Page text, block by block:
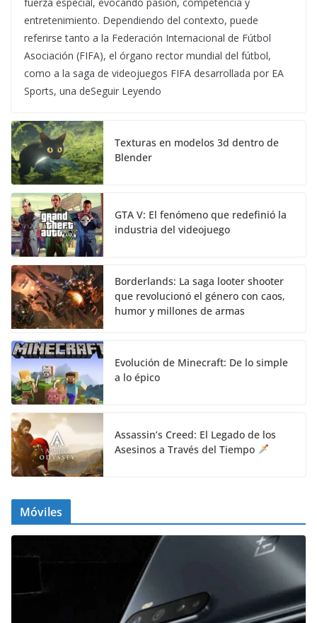
entretenimiento. Dependiendo del contexto, puede
referirse tanto a la Federación Internacional de Fútbol
Asociación (FIFA), el órgano rector mundial del fútbol,
como a la saga de videojuegos FIFA desarrollada por EA
Sports, una deSeguir Leyendo
Texturas en modelos 3d dentro de
Blender
GTA V: El fenómeno que redefinió la
industria del videojuego
Borderlands: La saga looter shooter
que revolucionó el género con caos,
humor y millones de armas
Evolución de Minecraft: De lo simple
a lo épico
Assassin’s Creed: El Legado de los
Asesinos a Través del Tiempo
Móviles